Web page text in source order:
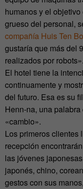
humanos y el
grueso del personal,
compañía Huis Ten
gustaría que más del
realizados por robots».
El hotel tiene la
continuamente y
del futuro. Esa es su
Henn-na, una
«cambio».
Los primeros clientes
recepción
las jóvenes
japonés, chino,
gestos con sus